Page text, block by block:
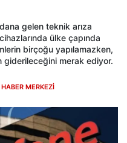
gelen teknik arıza
ülke çapında
birçoğu yapılamazken,
giderileceğini merak ediyor.
HABER MERKEZİ